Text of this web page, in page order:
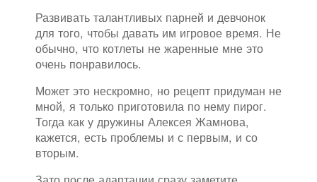
Развивать талантливых парней и девчонок
для того, чтобы давать им игровое время. Не
обычно, что котлеты не жаренные мне это
очень понравилось.
Может это нескромно, но рецепт придуман не
мной, я только приготовила по нему пирог.
Тогда как у дружины Алексея Жамнова,
кажется, есть проблемы и с первым, и со
вторым.